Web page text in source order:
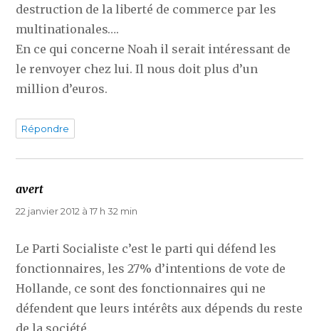
destruction de la liberté de commerce par les
multinationales….
En ce qui concerne Noah il serait intéressant de
le renvoyer chez lui. Il nous doit plus d’un
million d’euros.
Répondre
avert
22 janvier 2012 à 17 h 32 min
Le Parti Socialiste c’est le parti qui défend les
fonctionnaires, les 27% d’intentions de vote de
Hollande, ce sont des fonctionnaires qui ne
défendent que leurs intérêts aux dépends du reste
de la société.